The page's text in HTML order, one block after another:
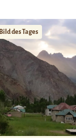
Bild des Tages